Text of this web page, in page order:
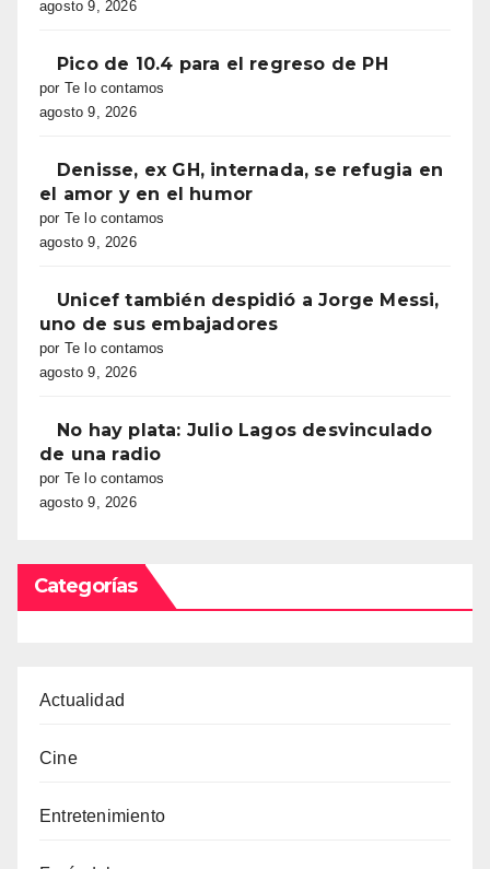
agosto 9, 2026
Pico de 10.4 para el regreso de PH
por Te lo contamos
agosto 9, 2026
Denisse, ex GH, internada, se refugia en
el amor y en el humor
por Te lo contamos
agosto 9, 2026
Unicef también despidió a Jorge Messi,
uno de sus embajadores
por Te lo contamos
agosto 9, 2026
No hay plata: Julio Lagos desvinculado
de una radio
por Te lo contamos
agosto 9, 2026
Categorías
Actualidad
Cine
Entretenimiento